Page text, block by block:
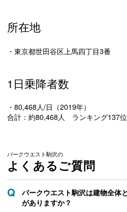
所在地
・東京都世田谷区上馬四丁目3番
1日乗降者数
・80,468人/日（2019年）
合計：約80,468人 ランキング137位
パークウエスト駒沢の
よくあるご質問
パークウエスト駒沢は建物全体
がありますか？